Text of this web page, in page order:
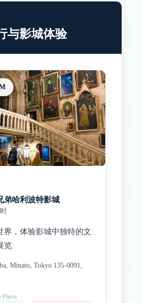
InicioParadas intermedias
Final
与影城体验
弟哈利波特影城
界，体验影城中独特的文
览
Minato, Tokyo 135-0091,
Places